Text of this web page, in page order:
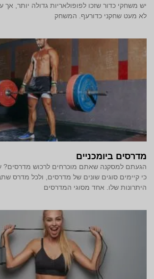
יש משחקי כדור שזכו לפופולאריות גדולה יותר, אך
לא מעט שחקני כדורעף. המשחק
מדרסים ביומכניים
הגעתם למסקנה שאתם מוכרחים לרכוש מדרסים?
כי קיימים סוגים שונים של מדרסים, ולכל מדרס
היתרונות שלו. אחד מסוגי המדרסים